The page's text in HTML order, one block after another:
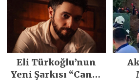
Eli Türkoğlu’nun
Yeni Şarkısı “Canın